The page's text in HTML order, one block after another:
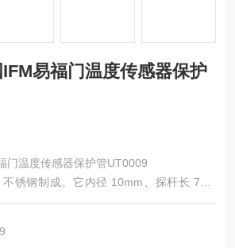
易福门温度传感器保护
门温度传感器保护管UT0009
锈钢制成。它内径 10mm、探杆长 72m
接，抗压达 16bar，可抵御腐蚀性介质与
。